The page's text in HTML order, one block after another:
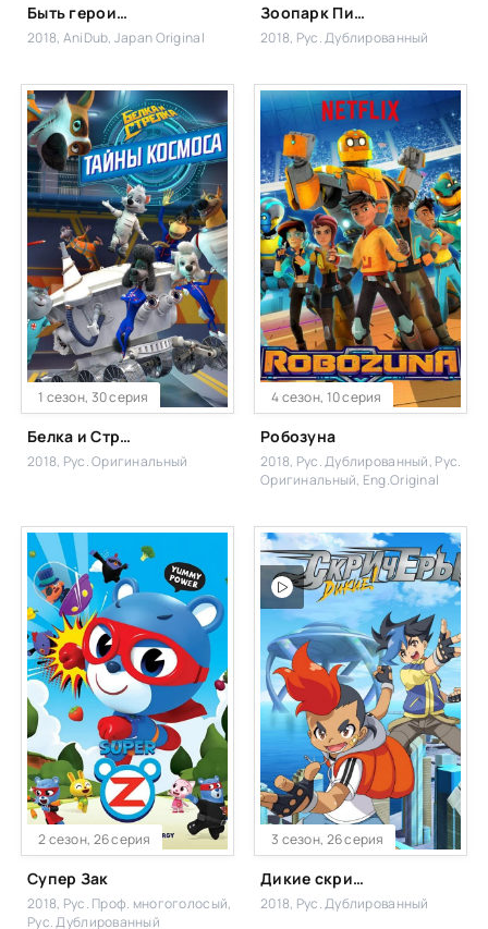
Быть героиней
2018, AniDub, Japan Original
Зоопарк Пика
2018, Рус. Дублированный
1 сезон, 30 серия
Белка и Стрелка: Тайны космоса
2018, Рус. Оригинальный
4 сезон, 10 серия
Робозуна
2018, Рус. Дублированный, Рус.
Оригинальный, Eng.Original
2 сезон, 26 серия
Супер Зак
2018, Рус. Проф. многоголосый,
Рус. Дублированный
3 сезон, 26 серия
Дикие скричеры
2018, Рус. Дублированный